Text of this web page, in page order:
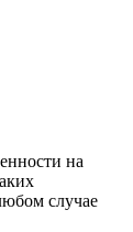
на
случае